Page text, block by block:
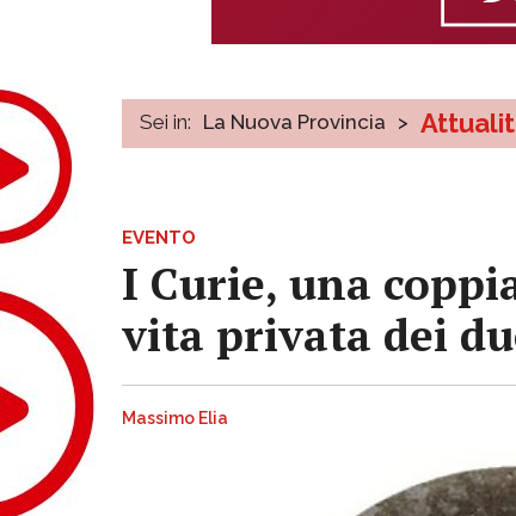
Sei in: La Nuova Provincia >
EVENTO
I Curie, una
vita privata dei
Massimo Elia